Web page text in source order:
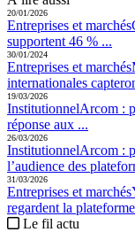
20/01/2026
Entreprises et marchés
supportent 46 % ...
30/01/2024
Entreprises et marchés
internationales
19/03/2026
InstitutionnelArcom :
réponse aux ...
26/03/2026
InstitutionnelArcom :
l’audience des
31/03/2026
Entreprises et marchés
regardent la
Le fil actu